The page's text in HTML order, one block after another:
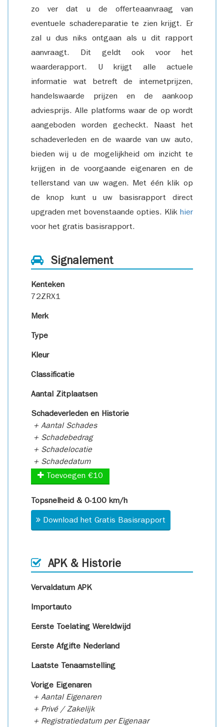
zo ver dat u de offerteaanvraag van
eventuele schadereparatie te zien krijgt. Er
zal u dus niks ontgaan als u dit rapport
aanvraagt. Dit geldt ook voor het
waarderapport. U krijgt alle actuele
informatie wat betreft de internetprijzen,
handelswaarde prijzen en de aankoop
adviesprijs. Alle platforms waar de op wordt
aangeboden worden gecheckt. Naast het
schadeverleden en de waarde van uw auto,
bieden wij u de mogelijkheid om inzicht te
krijgen in de voorgaande eigenaren en de
tellerstand van uw wagen. Met één klik op
de knop kunt u uw basisrapport direct
upgraden met bovenstaande opties. Klik hier
voor het gratis basisrapport.
Signalement
Kenteken
72ZRX1
Merk
Type
Kleur
Classificatie
Aantal Zitplaatsen
Schadeverleden en Historie
+ Aantal Schades
+ Schadebedrag
+ Schadelocatie
+ Schadedatum
Toevoegen €10
Topsnelheid & 0-100 km/h
Download het Gratis Basisrapport
APK & Historie
Vervaldatum APK
Importauto
Eerste Toelating Wereldwijd
Eerste Afgifte Nederland
Laatste Tenaamstelling
Vorige Eigenaren
+ Aantal Eigenaren
+ Privé / Zakelijk
+ Registratiedatum per Eigenaar